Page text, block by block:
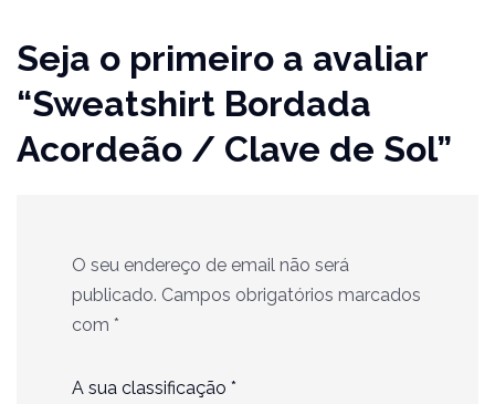
Seja o primeiro a avaliar
“Sweatshirt Bordada
Acordeão / Clave de Sol”
O seu endereço de email não será
publicado. Campos obrigatórios marcados
com *
A sua classificação *